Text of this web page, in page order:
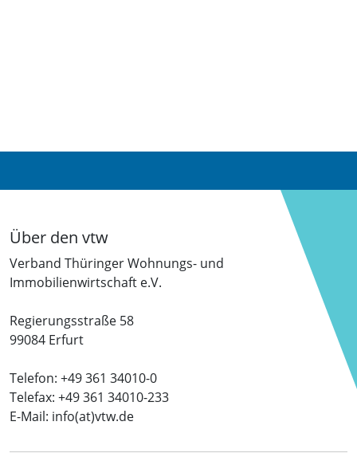
Über den vtw
Verband Thüringer Wohnungs- und
Immobilienwirtschaft e.V.
Regierungsstraße 58
99084 Erfurt
Telefon: +49 361 34010-0
Telefax: +49 361 34010-233
E-Mail: info(at)vtw.de